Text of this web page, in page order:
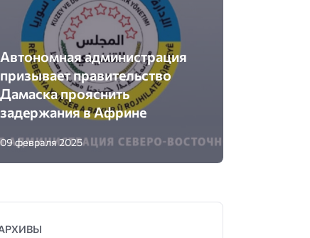
Автономная администрация
призывает правительство
Дамаска прояснить
задержания в Африне
09 февраля 2025